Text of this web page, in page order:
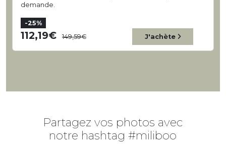
demande.
-25%
112,19 149,59 J'achète
Partagez vos photos avec
notre hashtag #miliboo